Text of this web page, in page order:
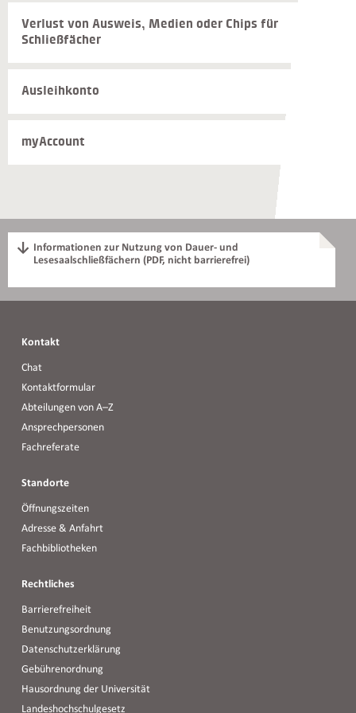
Verlust von Ausweis, Medien oder Chips für
Schließfächer
Ausleihkonto
myAccount
Informationen zur Nutzung von Dauer- und
Lesesaalschließfächern (PDF, nicht barrierefrei)
Kontakt
Chat
Kontaktformular
Abteilungen von A–Z
Ansprechpersonen
Fachreferate
Standorte
Öffnungszeiten
Adresse & Anfahrt
Fachbibliotheken
Rechtliches
Barrierefreiheit
Benutzungsordnung
Datenschutzerklärung
Gebührenordnung
Hausordnung der Universität
Landeshochschulgesetz